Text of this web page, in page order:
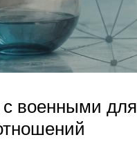
с военными для